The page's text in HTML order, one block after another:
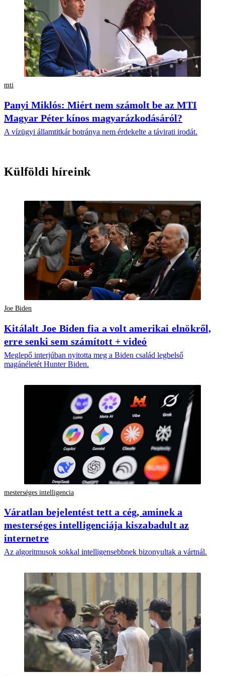
mti
Panyi Miklós: Miért nem számolt be az MTI
Magyar Péter kínos magyarázkodásáról?
A vízügyi államtitkár botránya nem érdekelte a távirati irodát.
Külföldi híreink
Joe Biden
Kitálalt Joe Biden fia a volt amerikai elnökről,
erre senki sem számított + videó
Meglepő interjúban nyitotta meg a Biden család legbelső
magánéletét Hunter Biden.
mesterséges intelligencia
Váratlan bejelentést tett a cég, aminek a
mesterséges intelligenciája kiszabadult az
internetre
Az algoritmusok sokkal intelligensebbnek bizonyultak a vártnál.